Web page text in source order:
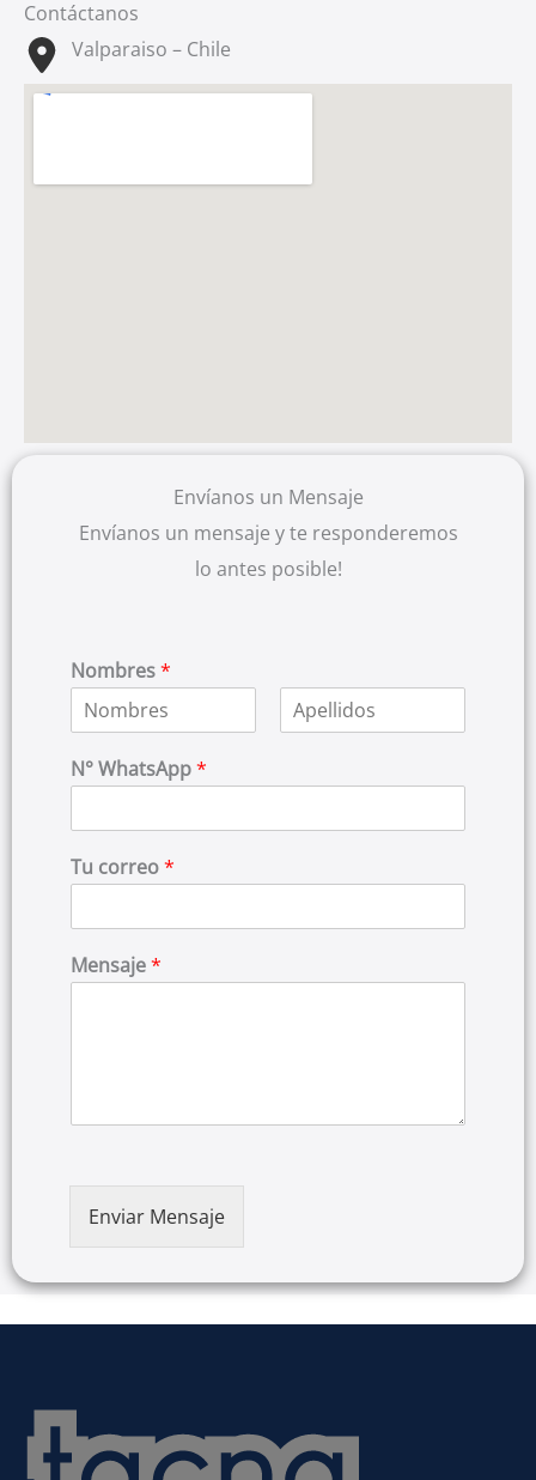
Contáctanos
Valparaiso – Chile
Envíanos un Mensaje
Envíanos un mensaje y te responderemos
lo antes posible!
Nombres*
o
m
e
i
N° WhatsApp*
Tu correo*
Mensaje*
Enviar Mensaje